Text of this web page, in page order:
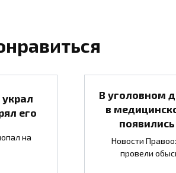
его
на
В уголовном
в
Новости
провели